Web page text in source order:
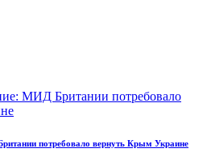
потребовало вернуть Крым Украине